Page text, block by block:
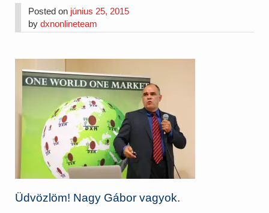
Posted on június 25, 2015
bydxnonlineteam
Üdvözlöm! Nagy Gábor vagyok.